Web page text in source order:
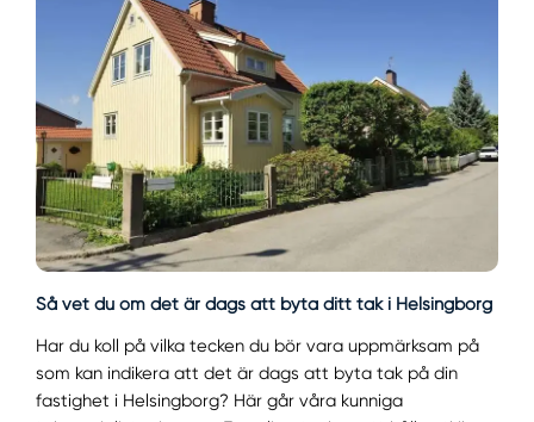
Så vet du om det är dags att byta ditt tak i Helsingborg
Har du koll på vilka tecken du bör vara uppmärksam på
som kan indikera att det är dags att byta tak på din
fastighet i Helsingborg? Här går våra kunniga